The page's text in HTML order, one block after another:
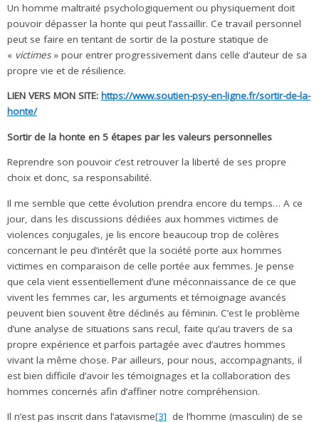
Un homme maltraité psychologiquement ou physiquement doit
pouvoir dépasser la honte qui peut l’assaillir. Ce travail personnel
peut se faire en tentant de sortir de la posture statique de
« victimes» pour entrer progressivement dans celle d’auteur de sa
propre vie et de résilience.
LIEN VERS MON SITE: https://www.soutien-psy-en-ligne.fr/sortir-de-la-
honte/
Sortir de la honte en 5 étapes par les valeurs personnelles
Reprendre son pouvoir c’est retrouver la liberté de ses propre
choix et donc, sa responsabilité.
Il me semble que cette évolution prendra encore du temps… A ce
jour, dans les discussions dédiées aux hommes victimes de
violences conjugales, je lis encore beaucoup trop de colères
concernant le peu d’intérêt que la société porte aux hommes
victimes en comparaison de celle portée aux femmes. Je pense
que cela vient essentiellement d’une méconnaissance de ce que
vivent les femmes car, les arguments et témoignage avancés
peuvent bien souvent être déclinés au féminin. C’est le problème
d’une analyse de situations sans recul, faite qu’au travers de sa
propre expérience et parfois partagée avec d’autres hommes
vivant la même chose. Par ailleurs, pour nous, accompagnants, il
est bien difficile d’avoir les témoignages et la collaboration des
hommes concernés afin d’affiner notre compréhension.
Il n’est pas inscrit dans l’atavisme[3] de l’homme (masculin) de se